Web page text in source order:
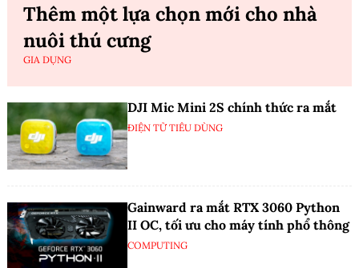
Thêm một lựa chọn mới cho nhà
nuôi thú cưng
GIA DỤNG
DJI Mic Mini 2S chính thức ra mắt
ĐIỆN TỬ TIÊU DÙNG
Gainward ra mắt RTX 3060 Python
II OC, tối ưu cho máy tính phổ thông
COMPUTING